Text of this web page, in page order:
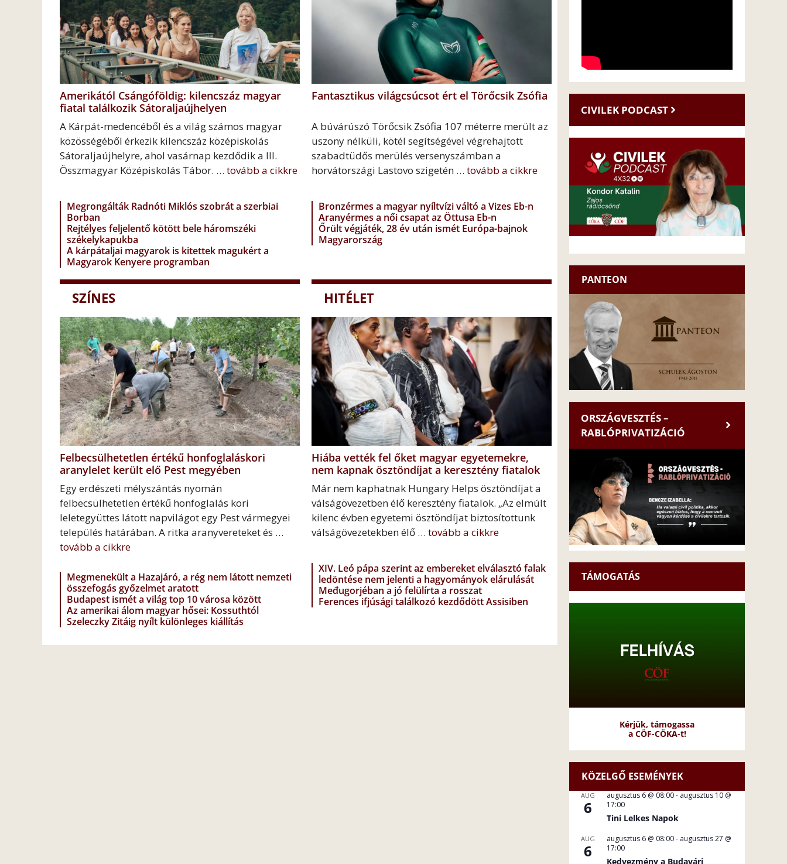
Amerikától Csángóföldig: kilencszáz magyar
fiatal találkozik Sátoraljaújhelyen
A Kárpát-medencéből és a világ számos magyar
közösségéből érkezik kilencszáz középiskolás
Sátoraljaújhelyre, ahol vasárnap kezdődik a III.
Összmagyar Középiskolás Tábor. … tovább a cikkre
Megrongálták Radnóti Miklós szobrát a szerbiai
Borban
Rejtélyes feljelentő kötött bele háromszéki
székelykapukba
A kárpátaljai magyarok is kitettek magukért a
Magyarok Kenyere programban
Fantasztikus világcsúcsot ért el Törőcsik Zsófia
A búvárúszó Törőcsik Zsófia 107 méterre merült az
uszony nélküli, kötél segítségével végrehajtott
szabadtüdős merülés versenyszámban a
horvátországi Lastovo szigetén … tovább a cikkre
Bronzérmes a magyar nyíltvízi váltó a Vizes Eb-n
Aranyérmes a női csapat az Öttusa Eb-n
Őrült végjáték, 28 év után ismét Európa-bajnok
Magyarország
SZÍNES
Felbecsülhetetlen értékű honfoglaláskori
aranylelet került elő Pest megyében
Egy erdészeti mélyszántás nyomán
felbecsülhetetlen értékű honfoglalás kori
leletegyüttes látott napvilágot egy Pest vármegyei
település határában. A ritka aranyvereteket és …
tovább a cikkre
Megmenekült a Hazajáró, a rég nem látott nemzeti
összefogás győzelmet aratott
Budapest ismét a világ top 10 városa között
Az amerikai álom magyar hősei: Kossuthtól
Szeleczky Zitáig nyílt különleges kiállítás
HITÉLET
Hiába vették fel őket magyar egyetemekre,
nem kapnak ösztöndíjat a keresztény fiatalok
Már nem kaphatnak Hungary Helps ösztöndíjat a
válságövezetben élő keresztény fiatalok. „Az elmúlt
kilenc évben egyetemi ösztöndíjat biztosítottunk
válságövezetekben élő … tovább a cikkre
XIV. Leó pápa szerint az embereket elválasztó falak
ledöntése nem jelenti a hagyományok elárulását
Međugorjéban a jó felülírta a rosszat
Ferences ifjúsági találkozó kezdődött Assisiben
CIVILEK PODCAST
PANTEON
ORSZÁGVESZTÉS –
RABLÓPRIVATIZÁCIÓ
TÁMOGATÁS
Kérjük, támogassa
a CÖF-CÖKA-t!
KÖZELGŐ ESEMÉNYEK
AUG
6
augusztus 6 @ 08:00- augusztus 10 @
17:00
Tini Lelkes Napok
AUG
6
augusztus 6 @ 08:00- augusztus 27 @
17:00
Kedvezmény a Budavári